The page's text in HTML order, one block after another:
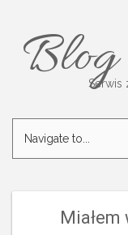
Blog
Serwis